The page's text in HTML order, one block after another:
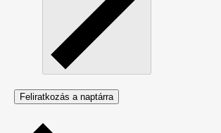
Feliratkozás a naptárra